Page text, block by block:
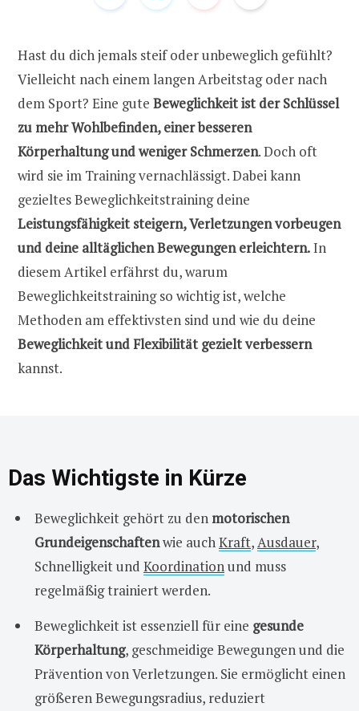
Hast du dich jemals steif oder unbeweglich gefühlt?
Vielleicht nach einem langen Arbeitstag oder nach
dem Sport? Eine gute Beweglichkeit ist der Schlüssel
zu mehr Wohlbefinden, einer besseren
Körperhaltung und weniger Schmerzen. Doch oft
wird sie im Training vernachlässigt. Dabei kann
gezieltes Beweglichkeitstraining deine
Leistungsfähigkeit steigern, Verletzungen vorbeugen
und deine alltäglichen Bewegungen erleichtern.In
diesem Artikel erfährst du, warum
Beweglichkeitstraining so wichtig ist, welche
Methoden am effektivsten sind und wie du deine
Beweglichkeit und Flexibilität gezielt verbessern
kannst.
Das Wichtigste in Kürze
Beweglichkeit gehört zu denmotorischen
Grundeigenschaftenwie auchKraft,Ausdauer,
Schnelligkeit und Koordinationund muss
regelmäßig trainiert werden.
Beweglichkeit ist essenziell für eine gesunde
Körperhaltung, geschmeidige Bewegungen und die
Prävention von Verletzungen. Sie ermöglicht einen
größeren Bewegungsradius, reduziert